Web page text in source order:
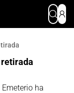
retirada
ha